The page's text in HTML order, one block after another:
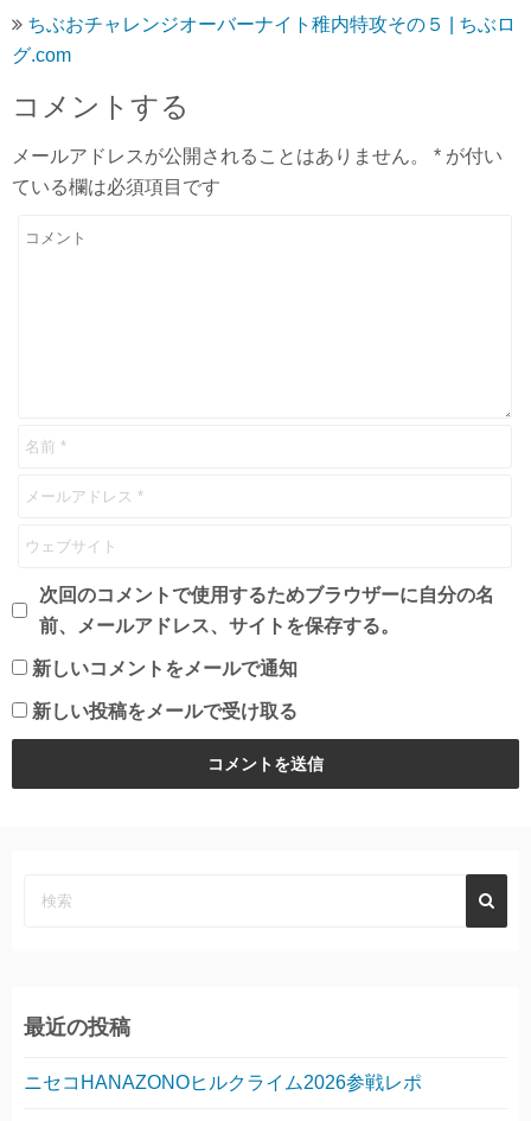
ちぶおチャレンジオーバーナイト稚内特攻その５ | ちぶロ
グ.com
コメントする
メールアドレスが公開されることはありません。 * が付い
ている欄は必須項目です
次回のコメントで使用するためブラウザーに自分の名
前、メールアドレス、サイトを保存する。
新しいコメントをメールで通知
新しい投稿をメールで受け取る
最近の投稿
ニセコHANAZONOヒルクライム2026参戦レポ